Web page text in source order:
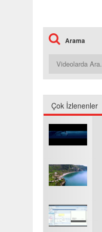
Arama
Çok İzlenenler